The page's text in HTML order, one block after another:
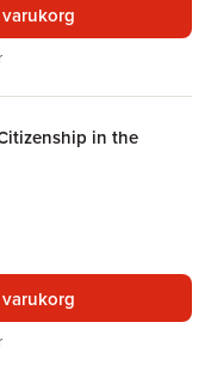
in the